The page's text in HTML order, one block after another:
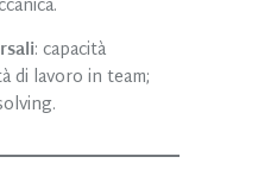
: capacità
di lavoro in team;